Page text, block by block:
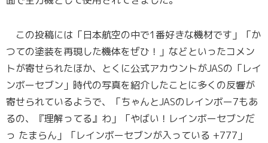
この投稿には「日本航空の中で1番好きな機材です」「か
つての塗装を再現した機体をぜひ！」などといったコメン
トが寄せられたほか、とくに公式アカウントがJASの「レイ
ンボーセブン」時代の写真を紹介したことに多くの反響が
寄せられているようで、「ちゃんとJASのレインボー7もあ
るの、『理解ってる』わ」「やばい！レインボーセブンだ
っ たまらん」「レインボーセブンが入っている +777」